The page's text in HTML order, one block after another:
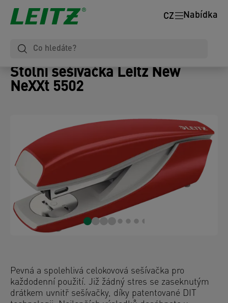
Nabídka
CZ
Stolní sešívačka Leitz New
NeXXt 5502
Pevná a spolehlivá celokovová sešívačka pro
každodenní použití. Již žádný stres se zaseknutým
drátkem uvnitř sešívačky, díky patentované DIT